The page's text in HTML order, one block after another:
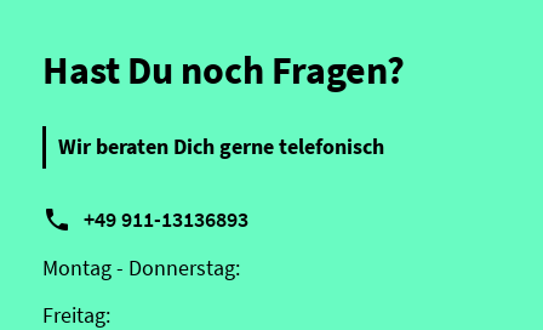
Hast Du noch Fragen?
Wir beraten Dich gerne telefonisch
 +49 911-13136893
Montag - Donnerstag:
Freitag: